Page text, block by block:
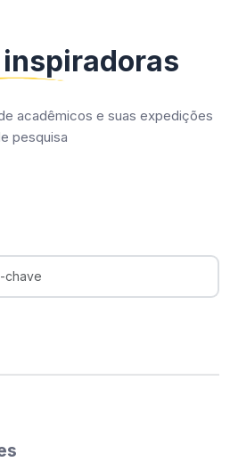
acadêmicos e suas expedições
pesquisa